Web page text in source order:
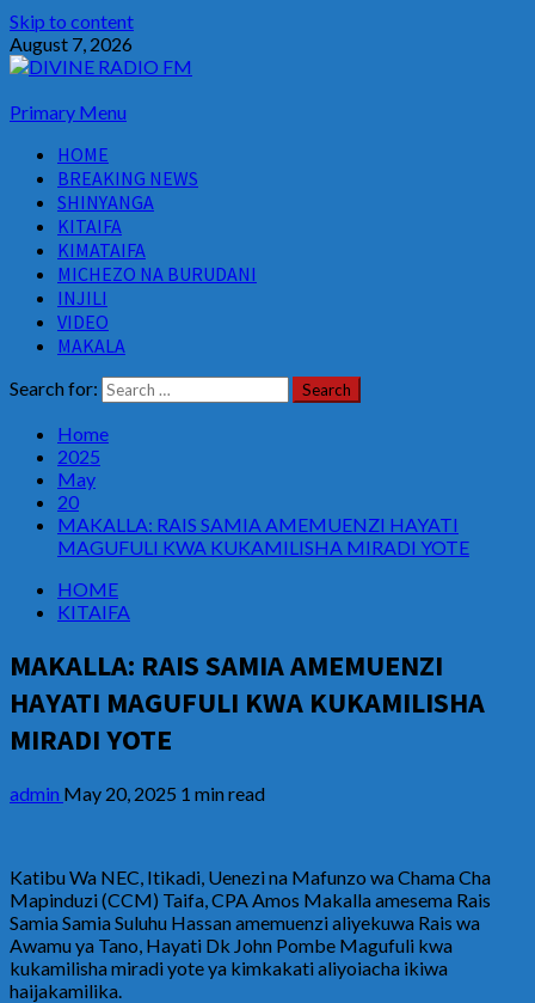
Skip to content
August 7, 2026
Primary Menu
HOME
BREAKING NEWS
SHINYANGA
KITAIFA
KIMATAIFA
MICHEZO NA BURUDANI
INJILI
VIDEO
MAKALA
Search for:
Home
2025
May
20
MAKALLA: RAIS SAMIA AMEMUENZI HAYATI
MAGUFULI KWA KUKAMILISHA MIRADI YOTE
HOME
KITAIFA
MAKALLA: RAIS SAMIA AMEMUENZI
HAYATI MAGUFULI KWA KUKAMILISHA
MIRADI YOTE
admin May 20, 2025 1 min read
Katibu Wa NEC, Itikadi, Uenezi na Mafunzo wa Chama Cha
Mapinduzi (CCM) Taifa, CPA Amos Makalla amesema Rais
Samia Samia Suluhu Hassan amemuenzi aliyekuwa Rais wa
Awamu ya Tano, Hayati Dk John Pombe Magufuli kwa
kukamilisha miradi yote ya kimkakati aliyoiacha ikiwa
haijakamilika.